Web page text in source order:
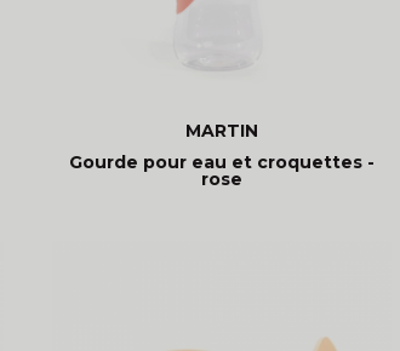
MARTIN
Gourde pour eau et croquettes -
rose